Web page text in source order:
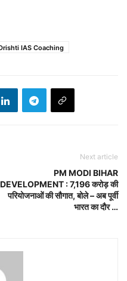
IAS Coaching
Next article
PM MODI BIHAR
DEVELOPMENT : 7,196 करोड़ की
परियोजनाओं की सौगात, बोले – अब पूर्वी
भारत का दौर …